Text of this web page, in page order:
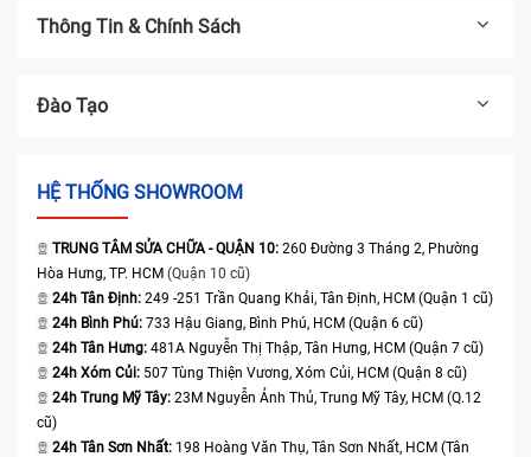
Thông Tin & Chính Sách
Đào Tạo
HỆ THỐNG SHOWROOM
TRUNG TÂM SỬA CHỮA - QUẬN 10: 260 Đường 3 Tháng 2, Phường
Hòa Hưng, TP. HCM (Quận 10 cũ)
24h Tân Định: 249 -251 Trần Quang Khải, Tân Định, HCM (Quận 1 cũ)
24h Bình Phú: 733 Hậu Giang, Bình Phú, HCM (Quận 6 cũ)
24h Tân Hưng: 481A Nguyễn Thị Thập, Tân Hưng, HCM (Quận 7 cũ)
24h Xóm Củi: 507 Tùng Thiện Vương, Xóm Củi, HCM (Quận 8 cũ)
24h Trung Mỹ Tây: 23M Nguyễn Ảnh Thủ, Trung Mỹ Tây, HCM (Q.12
cũ)
24h Tân Sơn Nhất: 198 Hoàng Văn Thụ, Tân Sơn Nhất, HCM (Tân